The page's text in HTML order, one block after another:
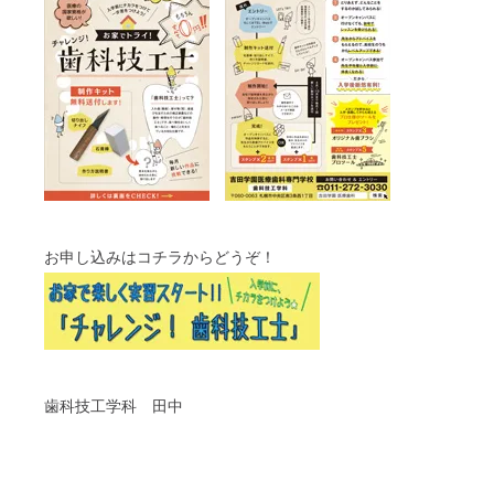
お申し込みはコチラからどうぞ！
歯科技工学科 田中